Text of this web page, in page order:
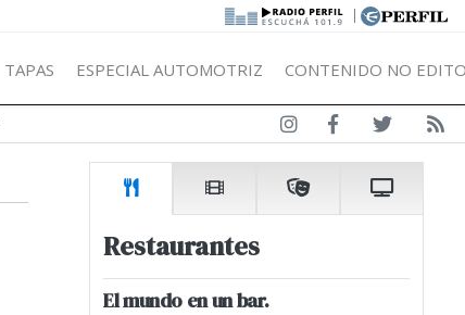
|
TAPAS ESPECIAL AUTOMOTRIZ CONTENIDO NO
Restaurantes
El mundo en un bar.